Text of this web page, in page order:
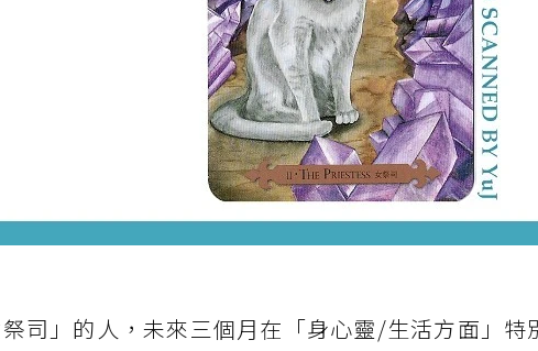
司」的人，未來三個月在「身心靈/生活方面」特